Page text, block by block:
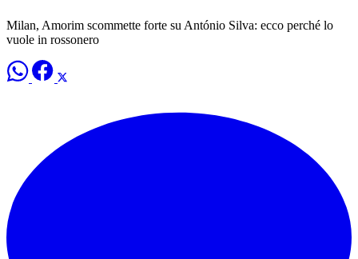
Milan, Amorim scommette forte su António Silva: ecco perché lo
vuole in rossonero